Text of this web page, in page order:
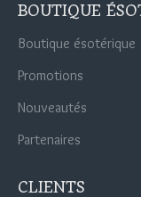
BOUTIQUE
Boutique ésotérique
Promotions
Nouveautés
Partenaires
CLIENTS